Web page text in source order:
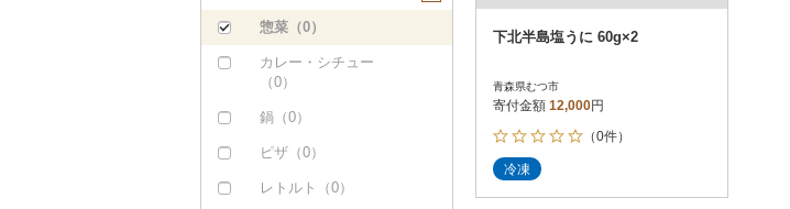
イカ・タコ（0）
海苔・海藻（0）
（0）
惣菜（0）
カレー・シチュー
（0）
鍋（0）
ピザ（0）
レトルト（0）
d払い
下北半島塩うに 60g×2
青森県むつ市
寄付金額 12,000円
（0件）
冷凍